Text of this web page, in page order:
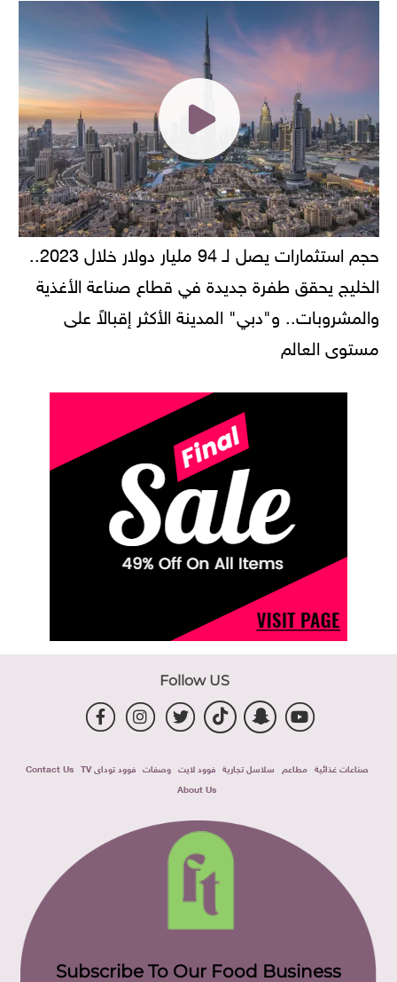
حجم استثمارات يصل لـ 94 مليار دولار خلال 2023..
الخليج يحقق طفرة جديدة في قطاع صناعة الأغذية
والمشروبات.. و"دبي" المدينة الأكثر إقبالاً على
مستوى العالم
Follow US
صناعات غذائية مطاعم سلاسل تجارية فوود لايت وصفات فوود توداى TV
Contact Us
About Us
Subscribe To Our Food Business